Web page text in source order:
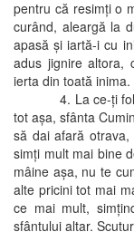
pentru că resimţi o
curând, aleargă la
apasă şi iartă-i cu
adus jignire altora,
ierta din toată inima.
4. La ce-ţi
tot aşa, sfânta
să dai afară
simţi mult mai bine
mâine aşa, nu te
alte pricini tot mai
ce mai mult,
sfântului altar.